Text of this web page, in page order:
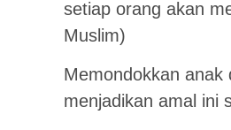
setiap orang akan
Muslim)
Memondokkan anak
menjadikan amal ini